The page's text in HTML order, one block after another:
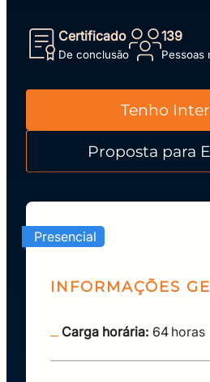
Certificado
De conclusão
139
Pessoas
Tenho
Proposta para
Presencial
INFORMAÇÕES
Carga horária: 64 horas